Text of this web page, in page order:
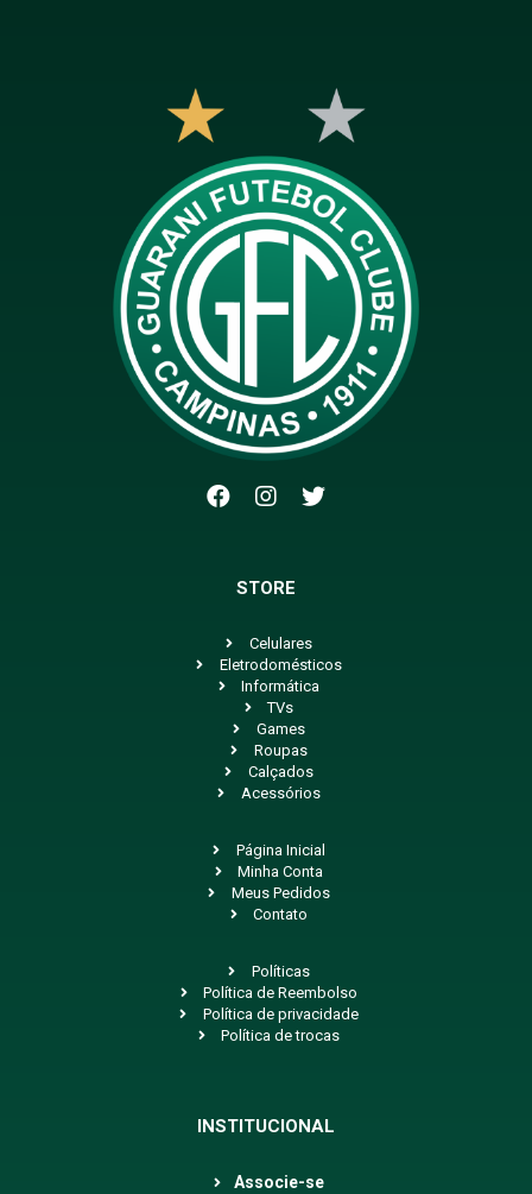
STORE
Celulares
Eletrodomésticos
Informática
TVs
Games
Roupas
Calçados
Acessórios
Página Inicial
Minha Conta
Meus Pedidos
Contato
Políticas
Política de Reembolso
Política de privacidade
Política de trocas
INSTITUCIONAL
Associe-se